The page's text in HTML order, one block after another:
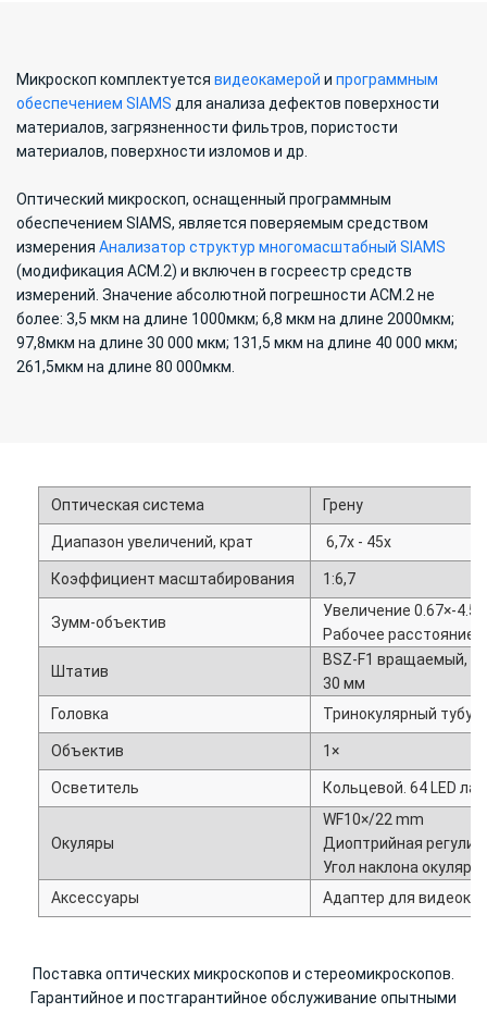
Микроскоп комплектуется видеокамерой и программным
обеспечением SIAMS для анализа дефектов поверхности
материалов, загрязненности фильтров, пористости
материалов, поверхности изломов и др.
Оптический микроскоп, оснащенный программным
обеспечением SIAMS, является поверяемым средством
измерения Анализатор структур многомасштабный SIAMS
(модификация АСМ.2) и включен в госреестр средств
измерений. Значение абсолютной погрешности АСМ.2 не
более: 3,5 мкм на длине 1000мкм; 6,8 мкм на длине 2000мкм;
97,8мкм на длине 30 000 мкм; 131,5 мкм на длине 40 000 мкм;
261,5мкм на длине 80 000мкм.
Оптическая система Грену
Диапазон увеличений, крат 6,7х - 45х
Коэффициент масштабирования 1:6,7
Зумм-объектив
Увеличение 0.67×-4.5×.
Рабочее расстояние
Штатив
BSZ-F1 вращаемый,
30 мм
Головка
Тринокулярный
Объектив 1×
Осветитель Кольцевой. 64 LED
Окуляры
WF10×/22 mm
Диоптрийная
Угол наклона
Аксессуары
Адаптер для
Поставка оптических микроскопов и стереомикроскопов.
Гарантийное и постгарантийное обслуживание опытными